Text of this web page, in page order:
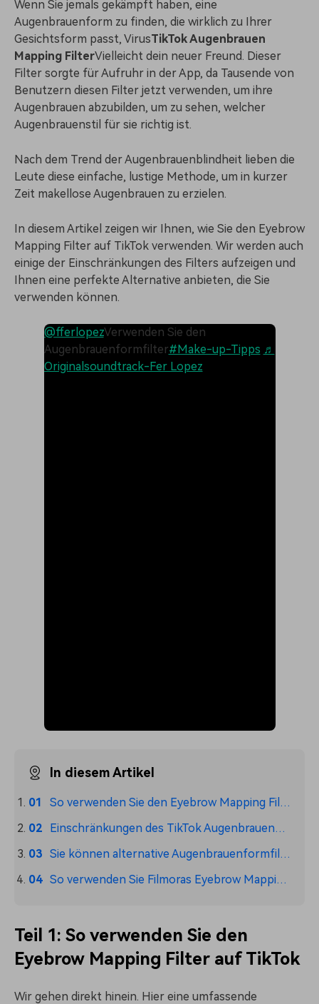
Prompts – schnell ähnliche
Videos erstellen
fortgeschrittene
Videobearbeitungsfähigkeiten
Kickstart Bootcamp
Lernen, ausdrücken und
erweitern Sie Ihre
Videobearbeitungs-
Fähigkeiten mit Filmora
DIY-Spezialeffekte
Erfahren Sie, wie Sie einen
Spezialeffekt erzeugen
können
Creator
Monetarisierungs-
Monetarisieren Sie
Ihren Einfluss mit Filmora
Freunde-werben-
Belohnungen erhalten
Blog
Kunden-Support
Über Uns
Unsere Mission, Geschichte
und Kunden
Bewertungen
Finden Sie mehr über Filmora
Nachrichten und
Bewertungen
Kunden-Geschichten
Kunden Erfolg haben
Affiliate-Programm
auf Unternehmensebene frei
KAUFEN Anmelden
Suchen
Wenn Sie jemals gekämpft haben, eine
Augenbrauenform zu finden, die wirklich zu Ihrer
Gesichtsform passt, VirusTikTok Augenbrauen
Mapping FilterVielleicht dein neuer Freund. Dieser
Filter sorgte für Aufruhr in der App, da Tausende von
Benutzern diesen Filter jetzt verwenden, um ihre
Augenbrauen abzubilden, um zu sehen, welcher
Augenbrauenstil für sie richtig ist.
Nach dem Trend der Augenbrauenblindheit lieben die
Leute diese einfache, lustige Methode, um in kurzer
Zeit makellose Augenbrauen zu erzielen.
In diesem Artikel zeigen wir Ihnen, wie Sie den Eyebrow
Mapping Filter auf TikTok verwenden. Wir werden auch
einige der Einschränkungen des Filters aufzeigen und
Ihnen eine perfekte Alternative anbieten, die Sie
verwenden können.
@fferlopezVerwenden Sie den
Augenbrauenformfilter#Make-up-Tipps ♬
Originalsoundtrack-Fer Lopez
In diesem Artikel
So verwenden Sie den Eyebrow Mapping Filter auf TikTok
Einschränkungen des TikTok Augenbrauenfilters
Sie können alternative Augenbrauenformfilter ausprobieren
So verwenden Sie Filmoras Eyebrow Mapping Tool
Teil 1: So verwenden Sie den
Eyebrow Mapping Filter auf TikTok
Wir gehen direkt hinein. Hier eine umfassende